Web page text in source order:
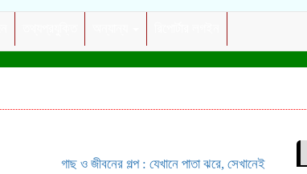
গাছ ও জীবনের গল্প : যেখানে পাতা ঝরে, সেখানেই